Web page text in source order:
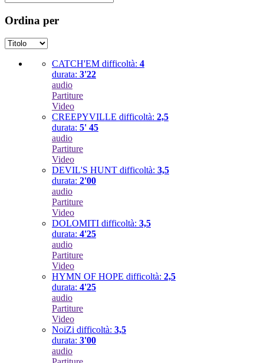
Ordina per
CATCH'EM difficoltà: 4
durata: 3'22
audio
Partiture
Video
CREEPYVILLE difficoltà: 2,5
durata: 5' 45
audio
Partiture
Video
DEVIL'S HUNT difficoltà: 3,5
durata: 2'00
audio
Partiture
Video
DOLOMITI difficoltà: 3,5
durata: 4'25
audio
Partiture
Video
HYMN OF HOPE difficoltà: 2,5
durata: 4'25
audio
Partiture
Video
NoiZi difficoltà: 3,5
durata: 3'00
audio